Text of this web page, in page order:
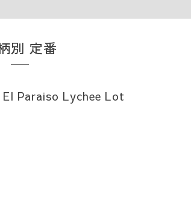
別 定番
Paraiso Lychee Lot